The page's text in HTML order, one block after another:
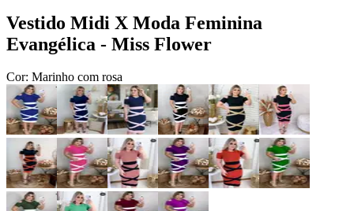
Vestido Midi X Moda Feminina
Evangélica - Miss Flower
Cor: Marinho com rosa